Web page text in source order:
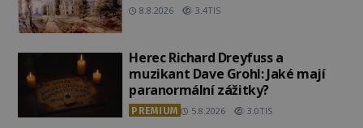
8.8.2026 3.4TIS
Herec Richard Dreyfuss a
muzikant Dave Grohl: Jaké mají
paranormální zážitky?
PREMIUM 5.8.2026 3.0TIS